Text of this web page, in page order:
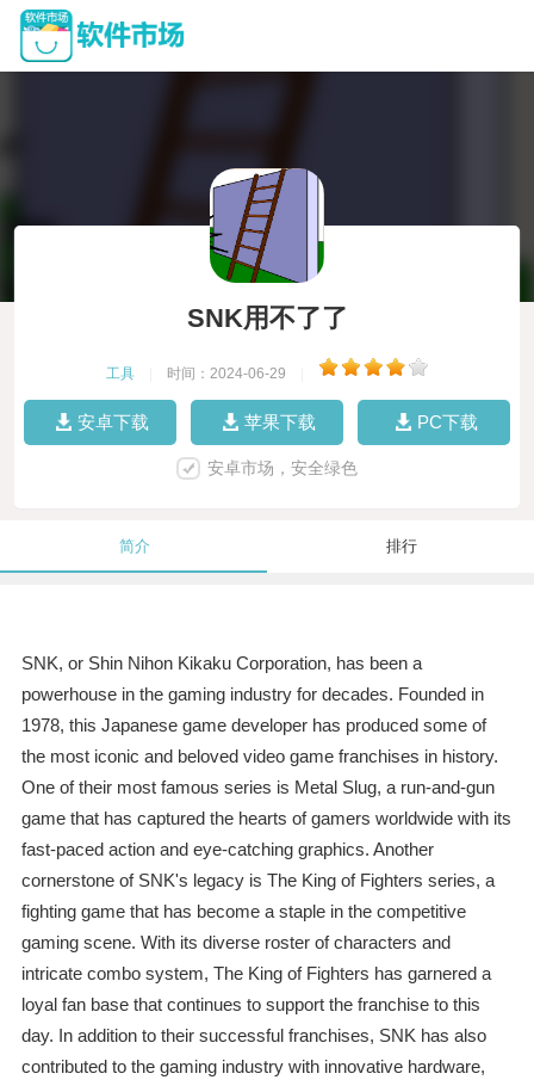
SNK用不了了
工具 时间：2024-06-29
安卓下载 苹果下载 PC下载
安卓市场，安全绿色
简介 排行
SNK, or Shin Nihon Kikaku Corporation, has been a
powerhouse in the gaming industry for decades. Founded in
1978, this Japanese game developer has produced some of
the most iconic and beloved video game franchises in history.
One of their most famous series is Metal Slug, a run-and-gun
game that has captured the hearts of gamers worldwide with its
fast-paced action and eye-catching graphics. Another
cornerstone of SNK's legacy is The King of Fighters series, a
fighting game that has become a staple in the competitive
gaming scene. With its diverse roster of characters and
intricate combo system, The King of Fighters has garnered a
loyal fan base that continues to support the franchise to this
day. In addition to their successful franchises, SNK has also
contributed to the gaming industry with innovative hardware,